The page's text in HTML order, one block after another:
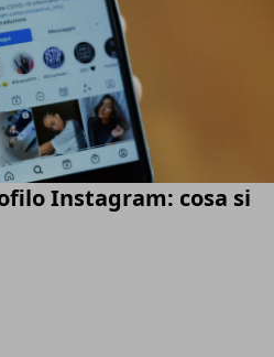
Instagram: cosa si